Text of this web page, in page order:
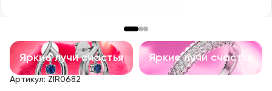
Аксессуары
Все
Яркие лучи счастья Яркие лучи счастья
Артикул: ZIR0682